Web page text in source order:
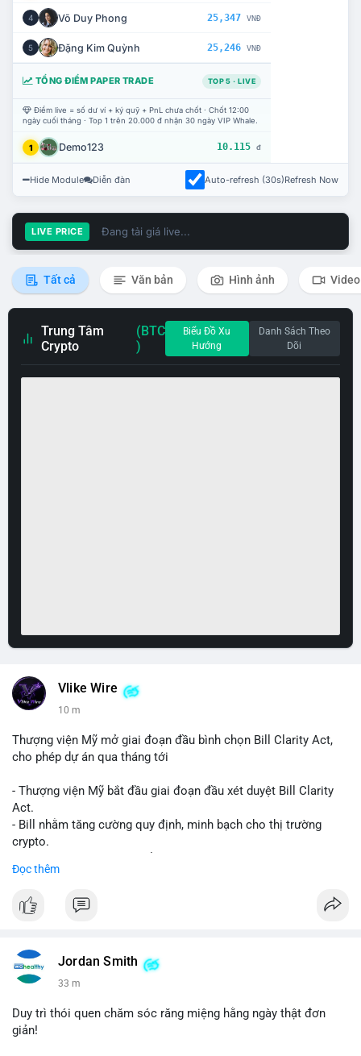
4 Võ Duy Phong 25,347 VNĐ
5 Đặng Kim Quỳnh 25,246 VNĐ
TỔNG ĐIỂM PAPER TRADE TOP 5 · LIVE
Điểm live = số dư ví + ký quỹ + PnL chưa chốt · Chốt 12:00
ngày cuối tháng · Top 1 trên 20.000 đ nhận 30 ngày VIP Whale.
1 Demo123 10.115 đ
Hide Module Diễn đàn Auto-refresh (30s)Refresh Now
LIVE PRICE Đang tải giá live...
Tất cả Văn bản Hình ảnh Video
Trung Tâm
Crypto
(BTC
)
Biểu Đồ Xu
Hướng
Danh Sách Theo
Dõi
Vlike Wire
10 m
Thượng viện Mỹ mở giai đoạn đầu bình chọn Bill Clarity Act,
cho phép dự án qua tháng tới
- Thượng viện Mỹ bắt đầu giai đoạn đầu xét duyệt Bill Clarity
Act.
- Bill nhằm tăng cường quy định, minh bạch cho thị trường
crypto.
- Bill có thể ảnh hưởng pháp lý, hoạt động của các đồng tiền kỹ
$btc $eth
#vlikevn #titanbot
Đọc thêm
Jordan Smith
33 m
Duy trì thói quen chăm sóc răng miệng hằng ngày thật đơn
giản!